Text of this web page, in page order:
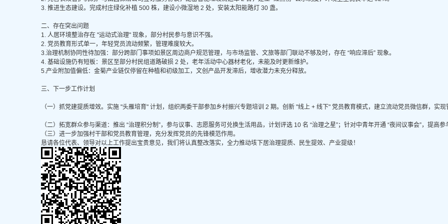
3. 推进生态建设。完成村庄绿化补植 500 株，建设小微湿地 2 处，安装太阳能路灯 30 盏。
二、存在突出问题
1. 人居环境整治存在 "运动式治理" 现象，部分村民参与意识不强。
2. 党员教育形式单一，年轻党员流动频繁，管理难度较大。
3.治理机制协同性待加强：部分跨部门事项如景区周边商户规范管理，与市场监管、文旅等部门联动不够及时，存在 “响应滞后” 现象。
4. 基础设施仍有短板：景区至部分村民组道路破损 2 处，老年活动中心器材老化，未能及时更新维护。
5.产业附加值偏低：金菊产业链仅停留在种植和初级加工，文创产品开发滞后，增收潜力未充分释放。
三、下一步工作计划
（一）抓党建提质增效。实施 "头雁培育" 计划，组织两委干部参加乡村振兴专题培训 2 期。创新 "线上 + 线下" 党员教育模式，建立流动党员微信群，实现
（二）拓宽群众参与渠道：推出 “治理积分制”，参与议事、志愿服务可兑换生活用品，计划评选 10 名 “治理之星”；针对中青年开通 “夜间议事会”，提高参
（三）进一步加强村干部和党员教育管理，充分发挥党员的先锋模范作用。
恳请各位代表、领导对以上工作提出宝贵意见，我们将认真整改落实，全力推动垓下居治理提质、民生提效、产业提级！